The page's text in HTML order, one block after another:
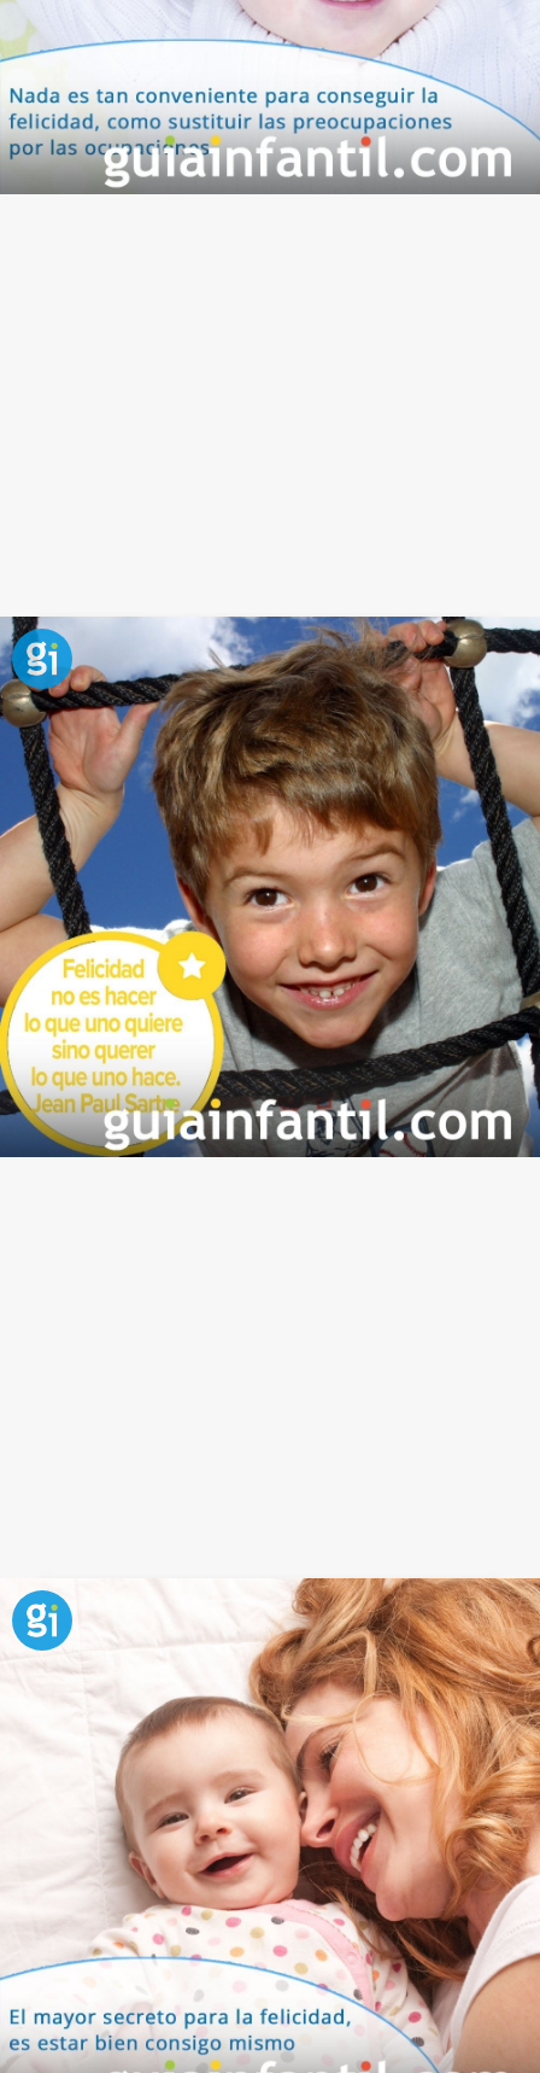
Frase para llamar a la felicidad de
los niños
La inactividad y la apatía son enemigas de la
felicidad. Hay cientos de actividades sencillas que
podemos realizar con los niños, algunas tan simples
como colorear dibujos, cantar canciones o hacer
manualidades. En estos pequeños detalles es donde
realmente se esconde el secreto de la felicidad.
Frase célebre sobre la felicidad
para educar a los niños
Una de las preocupaciones de los padres escriar a
niños felices.Que nuestros hijos se sientan
protegidos y queridos dentro de nuestro entorno y
crezcan alegres y contentos. Es labor de los padres,
y siempre evitando sobreprotegerles, darles el
mejor ambiente posible para lograr su felicidad.